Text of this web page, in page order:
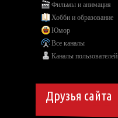
Фильмы и анимация
Хобби и образование
Юмор
Все каналы
Каналы пользователей
Друзья сайта